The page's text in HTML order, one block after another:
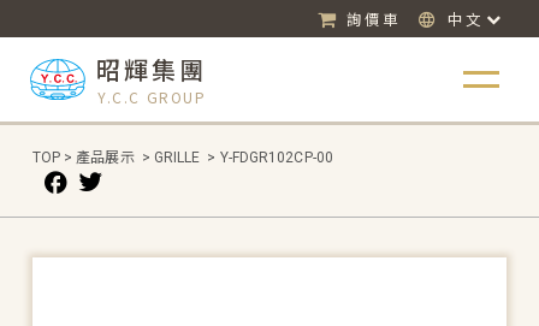
詢價車 中文
昭輝集團
Y.C.C GROUP
TOP > 產品展示 > GRILLE > Y-FDGR102CP-00